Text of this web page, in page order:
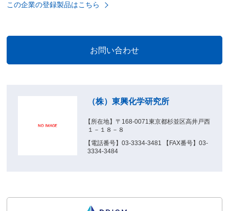
この企業の登録製品はこちら
（株）東興化学研究所
【所在地】〒168-0071東京都杉並区高井戸西
１－１８－８
【電話番号】03-3334-3481 【FAX番号】03-
3334-3484